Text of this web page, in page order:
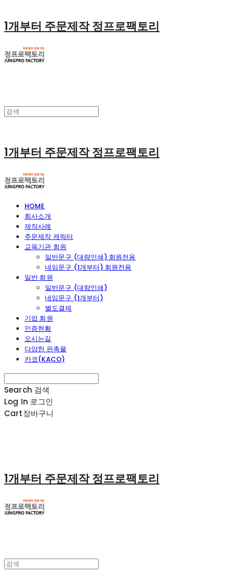
1개부터 주문제작 정프로팩토리
1개부터 주문제작 정프로팩토리
HOME
회사소개
제작사례
주문제작 캐릭터
교육기관 회원
일반문구 (대량인쇄) 회원전용
네임문구 (1개부터) 회원전용
일반 회원
일반문구 (대량인쇄)
네임문구 (1개부터)
별도결제
기업 회원
인증현황
오시는길
다양한 판촉물
카코(KACO)
Search 검색
Log In 로그인
Cart장바구니
1개부터 주문제작 정프로팩토리